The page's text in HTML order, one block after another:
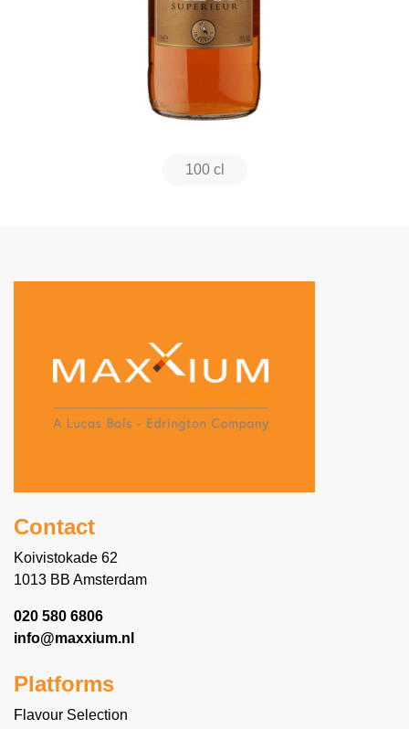
100 cl
Contact
Koivistokade 62
1013 BB Amsterdam
020 580 6806
info@maxxium.nl
Platforms
Flavour Selection